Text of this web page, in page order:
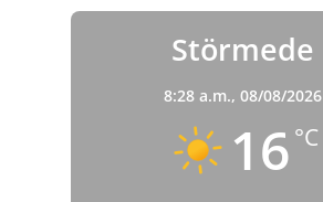
Störmede
8:28 a.m., 08/08/2026
16 °C